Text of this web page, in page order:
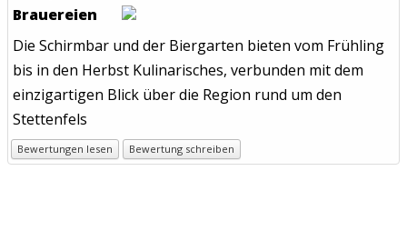
Brauereien
Die Schirmbar und der Biergarten bieten vom Frühling
bis in den Herbst Kulinarisches, verbunden mit dem
einzigartigen Blick über die Region rund um den
Stettenfels
Bewertungen lesen Bewertung schreiben